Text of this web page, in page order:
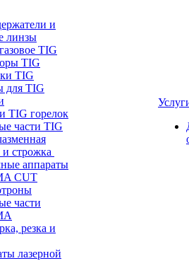
и
линзы
TIG
TIG
TIG
для TIG
TIG горелок
части TIG
и строжка
аппараты
CUT
части
резка и
лазерной